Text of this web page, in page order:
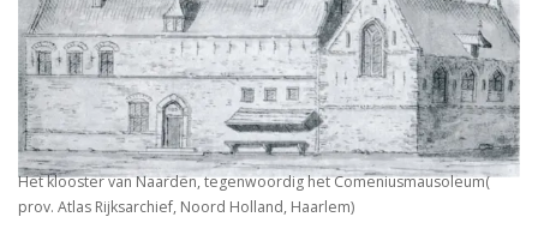
Het klooster van Naarden, tegenwoordig het Comeniusmausoleum(
prov. Atlas Rijksarchief, Noord Holland, Haarlem)